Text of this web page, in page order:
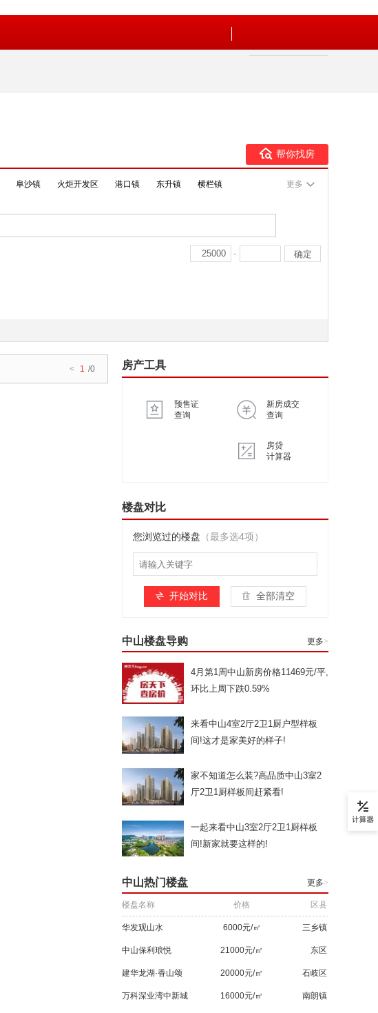
帮你找房
阜沙镇 火炬开发区 港口镇 东升镇
横栏镇
更多
-
< 1 /0 房产工具
预售证
查询
新房成交
查询
房贷
计算器
楼盘对比
您浏览过的楼盘 （最多选4项）
开始对比 全部清空
中山楼盘导购 更多>
4月第1周中山新房价格11469元/平,
环比上周下跌0.59%
来看中山4室2厅2卫1厨户型样板
间!这才是家美好的样子!
家不知道怎么装?高品质中山3室2
厅2卫1厨样板间赶紧看!
一起来看中山3室2厅2卫1厨样板
间!新家就要这样的!
中山热门楼盘 更多>
楼盘名称 价格 区县
华发观山水 6000元/㎡ 三乡镇
中山保利琅悦 21000元/㎡ 东区
建华龙湖·香山颂 20000元/㎡ 石岐区
万科深业湾中新城 16000元/㎡ 南朗镇